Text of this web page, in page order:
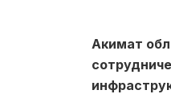
Акимат